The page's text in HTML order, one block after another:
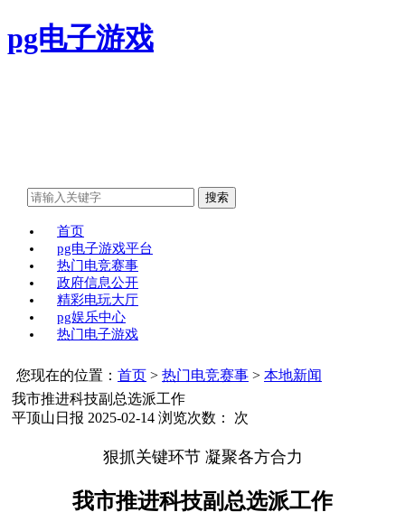
pg电子游戏
首页
pg电子游戏平台
热门电竞赛事
政府信息公开
精彩电玩大厅
pg娱乐中心
热门电子游戏
您现在的位置： 首页 > 热门电竞赛事 > 本地新闻
我市推进科技副总选派工作
平顶山日报 2025-02-14 浏览次数： 次
狠抓关键环节 凝聚各方合力
我市推进科技副总选派工作